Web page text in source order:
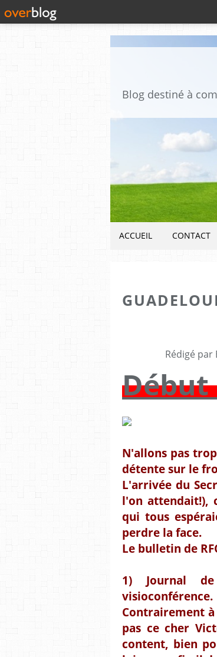
ACCUEIL CONTACT
Rédigé
Début
N'allons pas
détente sur le
L'arrivée du
l'on attendait!),
qui tous
perdre la face.
Le bulletin de
1) Journal
Contrairement
pas ce cher
content, bien